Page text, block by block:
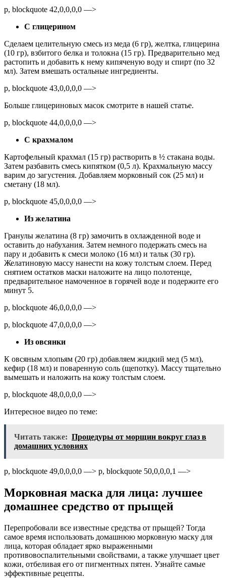
p, blockquote 42,0,0,0,0 —>
С глицерином
Сделаем целительную смесь из меда (6 гр), желтка, глицерина
(10 гр), взбитого белка и толокна (15 гр). Предварительно мед
растопить и добавить к нему кипяченую воду и спирт (по 32
мл). Затем вмешать остальные ингредиенты.
p, blockquote 43,0,0,0,0 —>
Больше глицериновых масок смотрите в нашей статье.
p, blockquote 44,0,0,0,0 —>
С крахмалом
Картофельный крахмал (15 гр) растворить в ½ стакана воды.
Затем разбавить смесь кипятком (0,5 л). Крахмальную массу
варим до загустения. Добавляем морковный сок (25 мл) и
сметану (18 мл).
p, blockquote 45,0,0,0,0 —>
Из желатина
Гранулы желатина (8 гр) замочить в охлажденной воде и
оставить до набухания. Затем немного подержать смесь на
пару и добавить к смеси молоко (16 мл) и тальк (30 гр).
Желатиновую массу нанести на кожу толстым слоем. Перед
снятием остатков маски наложите на лицо полотенце,
предварительное намоченное в горячей воде и подержите его
минут 5.
p, blockquote 46,0,0,0,0 —>
p, blockquote 47,0,0,0,0 —>
Из овсянки
К овсяным хлопьям (20 гр) добавляем жидкий мед (5 мл),
кефир (18 мл) и поваренную соль (щепотку). Массу тщательно
вымешать и наложить на кожу толстым слоем.
p, blockquote 48,0,0,0,0 —>
Интересное видео по теме:
Читать также: Процедуры от морщин вокруг глаз в
домашних условиях
p, blockquote 49,0,0,0,0 —> p, blockquote 50,0,0,0,1 —>
Морковная маска для лица: лучшее
домашнее средство от прыщей
Перепробовали все известные средства от прыщей? Тогда
самое время использовать домашнюю морковную маску для
лица, которая обладает ярко выраженными
противовоспалительными свойствами, а также улучшает цвет
кожи, отбеливая его от пигментных пятен. Узнайте самые
эффективные рецепты.